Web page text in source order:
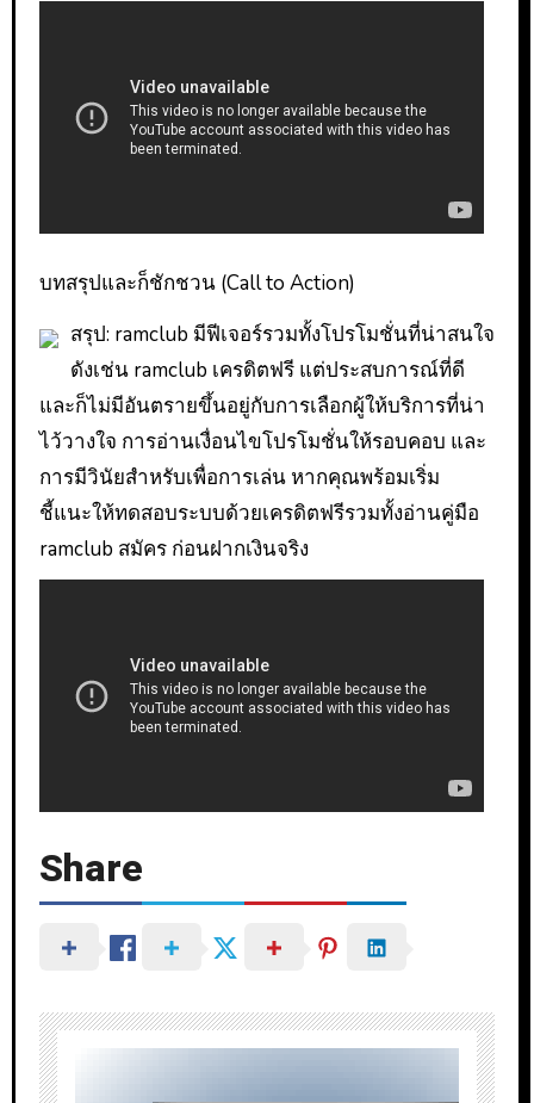
บทสรุปและก็ชักชวน (Call to Action)
สรุป: ramclub มีฟีเจอร์รวมทั้งโปรโมชั่นที่น่าสนใจ
ดังเช่น ramclub เครดิตฟรี แต่ประสบการณ์ที่ดี
และก็ไม่มีอันตรายขึ้นอยู่กับการเลือกผู้ให้บริการที่น่า
ไว้วางใจ การอ่านเงื่อนไขโปรโมชั่นให้รอบคอบ และ
การมีวินัยสำหรับเพื่อการเล่น หากคุณพร้อมเริ่ม
ชี้แนะให้ทดสอบระบบด้วยเครดิตฟรีรวมทั้งอ่านคู่มือ
ramclub สมัคร ก่อนฝากเงินจริง
Share